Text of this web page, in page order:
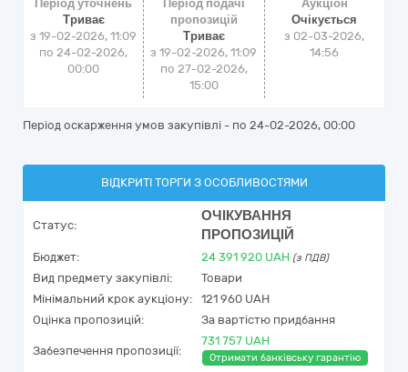
Період уточнень
Триває
з 19-02-2026, 11:09
по 24-02-2026,
00:00
Період подачі
пропозицій
Триває
з 19-02-2026, 11:09
по 27-02-2026,
15:00
Аукціон
Очікується
з 02-03-2026,
14:56
Період оскарження умов закупівлі - по 24-02-2026, 00:00
ВІДКРИТІ ТОРГИ З ОСОБЛИВОСТЯМИ
Статус:
ОЧІКУВАННЯ
ПРОПОЗИЦІЙ
Бюджет: 24 391 920 UAH (з ПДВ)
Вид предмету закупівлі:
Товари
Мінімальний крок аукціону:
121 960 UAH
Оцінка пропозицій:
За вартістю придбання
Забезпечення пропозиції:
731 757 UAH
Отримати банківську гарантію